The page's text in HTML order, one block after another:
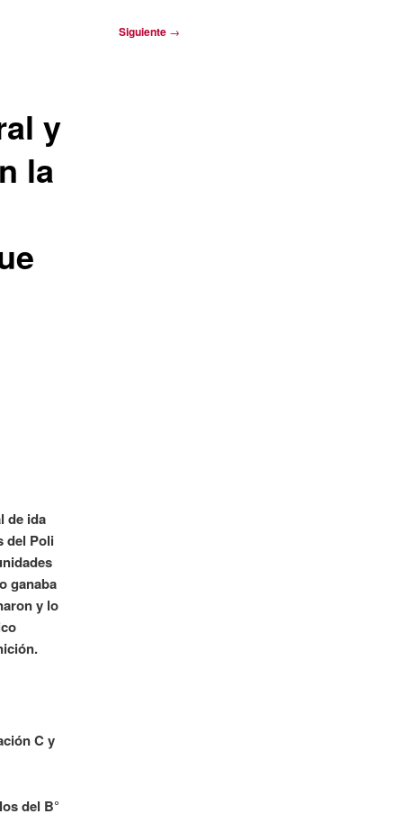
Siguiente →
y
la
de ida
del Poli
ganaba
y lo
C y
del B°